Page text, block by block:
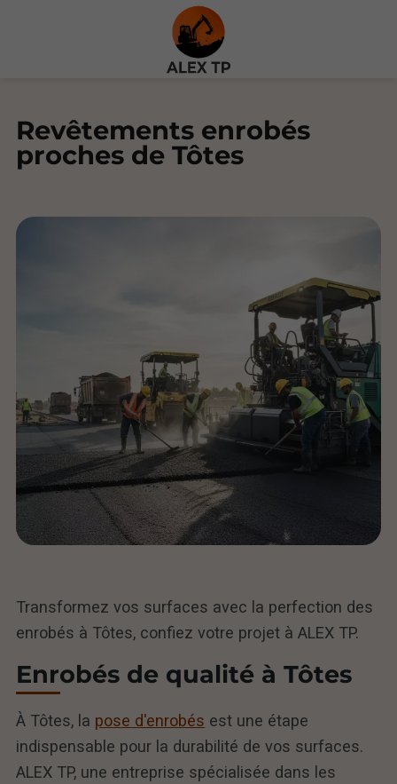
Revêtements enrobés
proches de Tôtes
Transformez vos surfaces avec la perfection des
enrobés à Tôtes, confiez votre projet à ALEX TP.
Enrobés de qualité à Tôtes
À Tôtes, la pose d'enrobés est une étape
indispensable pour la durabilité de vos surfaces.
ALEX TP, une entreprise spécialisée dans les